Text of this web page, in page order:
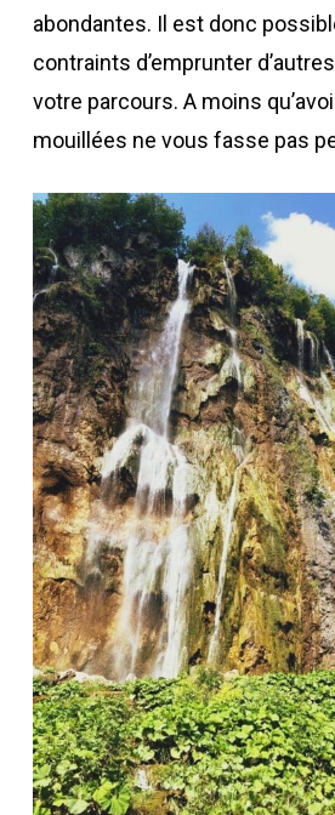
abondantes. Il est donc
contraints d’emprunter
votre parcours. A moins
mouillées ne vous fasse pas